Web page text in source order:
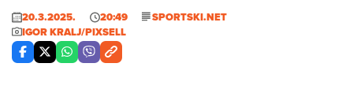
20.3.2025. 20:49
SPORTSKI.NET
IGOR KRALJ/PIXSELL